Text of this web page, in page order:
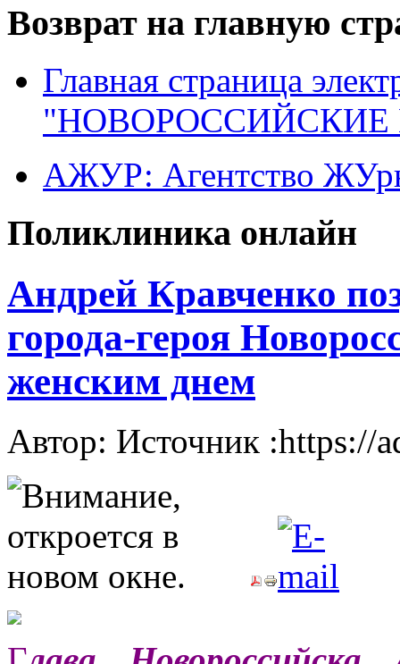
Возврат на главную
Главная страница
"НОВОРОССИЙСКИЕ
АЖУР: Агентство
Поликлиника онлайн
Андрей Кравченко
города-героя
женским днем
Автор: Источник :https://